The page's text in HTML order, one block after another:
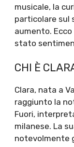
musicale, la
particolare sul
aumento.
stato
CHI È
Clara, nata a
raggiunto la
Fuori,
milanese. La
notevolmente